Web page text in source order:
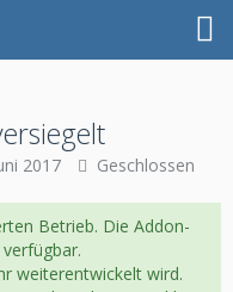
2017 Geschlossen
Betrieb. Die Addon-
weiterentwickelt wird.